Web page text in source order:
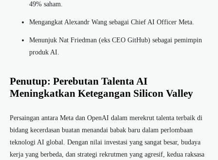
49% saham.
Mengangkat Alexandr Wang sebagai Chief AI Officer Meta.
Menunjuk Nat Friedman (eks CEO GitHub) sebagai pemimpin
produk AI.
Penutup: Perebutan Talenta AI
Meningkatkan Ketegangan Silicon Valley
Persaingan antara Meta dan OpenAI dalam merekrut talenta terbaik di
bidang kecerdasan buatan menandai babak baru dalam perlombaan
teknologi AI global. Dengan nilai investasi yang sangat besar, budaya
kerja yang berbeda, dan strategi rekrutmen yang agresif, kedua raksasa